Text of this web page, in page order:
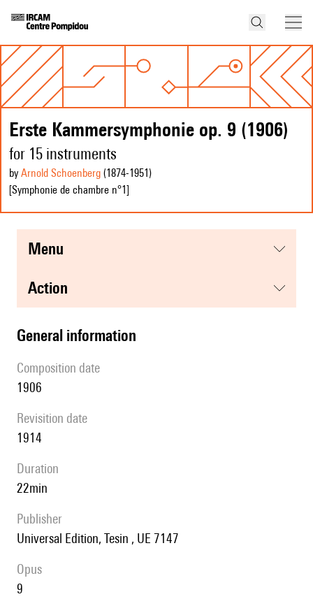
Erste Kammersymphonie op. 9 (1906)
for 15 instruments
by Arnold Schoenberg (1874-1951 )
[Symphonie de chambre n°1]
menu
action
general information
composition date
1906
revisition date
1914
duration
22min
publisher
Universal Edition, Tesin , UE 7147
Opus
9